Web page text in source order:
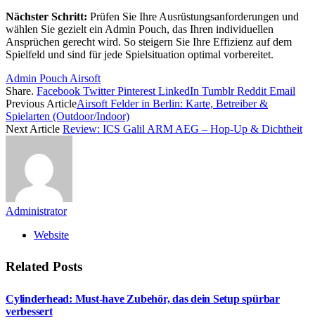
Nächster Schritt: Prüfen Sie Ihre Ausrüstungsanforderungen und
wählen Sie gezielt ein Admin Pouch, das Ihren individuellen
Ansprüchen gerecht wird. So steigern Sie Ihre Effizienz auf dem
Spielfeld und sind für jede Spielsituation optimal vorbereitet.
Admin Pouch Airsoft
Share. Facebook Twitter Pinterest LinkedIn Tumblr Reddit Email
Previous ArticleAirsoft Felder in Berlin: Karte, Betreiber &
Spielarten (Outdoor/Indoor)
Next Article Review: ICS Galil ARM AEG – Hop-Up & Dichtheit
Administrator
Website
Related Posts
Cylinderhead: Must-have Zubehör, das dein Setup spürbar
verbessert